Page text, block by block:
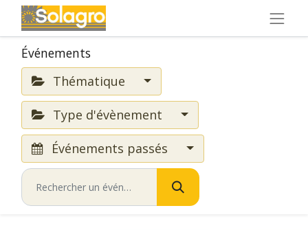
Événements
Thématique
Type d'évènement
Événements passés